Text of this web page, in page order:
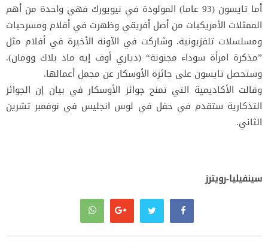
أما تايسون (93 عاما) المولودة في نيويورك فهي واحدة من أهم
الممثلات الأمريكيات من أصل أفريقي وظهرت في أفلام ومسرحيات
ومسلسلات تلفزيونية. وشاركت في الآونة الأخيرة في أفلام مثل
”مذكرة امرأة سوداء مجنونة“ (دياري أوف إيه ماد بلاك وومان).
وستحصل تايسون على جائزة الأوسكار عن مجمل أعمالها.
وقالت الأكاديمية التي تمنح جوائز الأوسكار في بيان إن الجوائز
التذكارية ستقدم في حفل في لوس انجليس في نوفمبر تشرين
الثاني.
سينفيليا-رويترز